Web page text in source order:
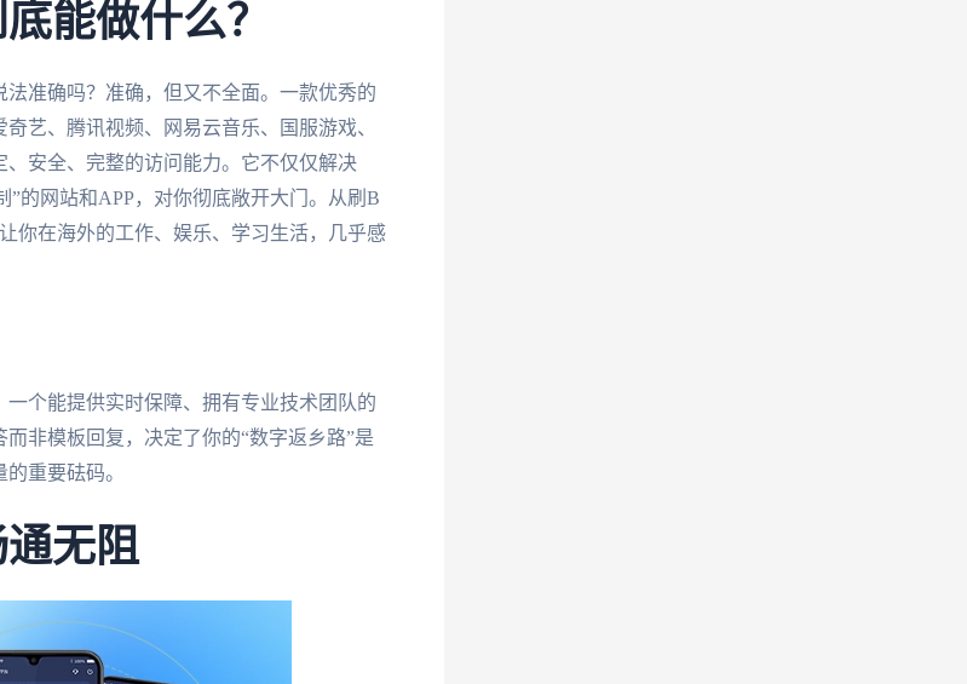
能做什么？
准确吗？准确，但又不全面。一款优秀的
艺、腾讯视频、网易云音乐、国服游戏、
安全、完整的访问能力。它不仅仅解决
的网站和APP，对你彻底敞开大门。从刷B
你在海外的工作、娱乐、学习生活，几乎感
个能提供实时保障、拥有专业技术团队的
非模板回复，决定了你的“数字返乡路”是
重要砝码。
无阻